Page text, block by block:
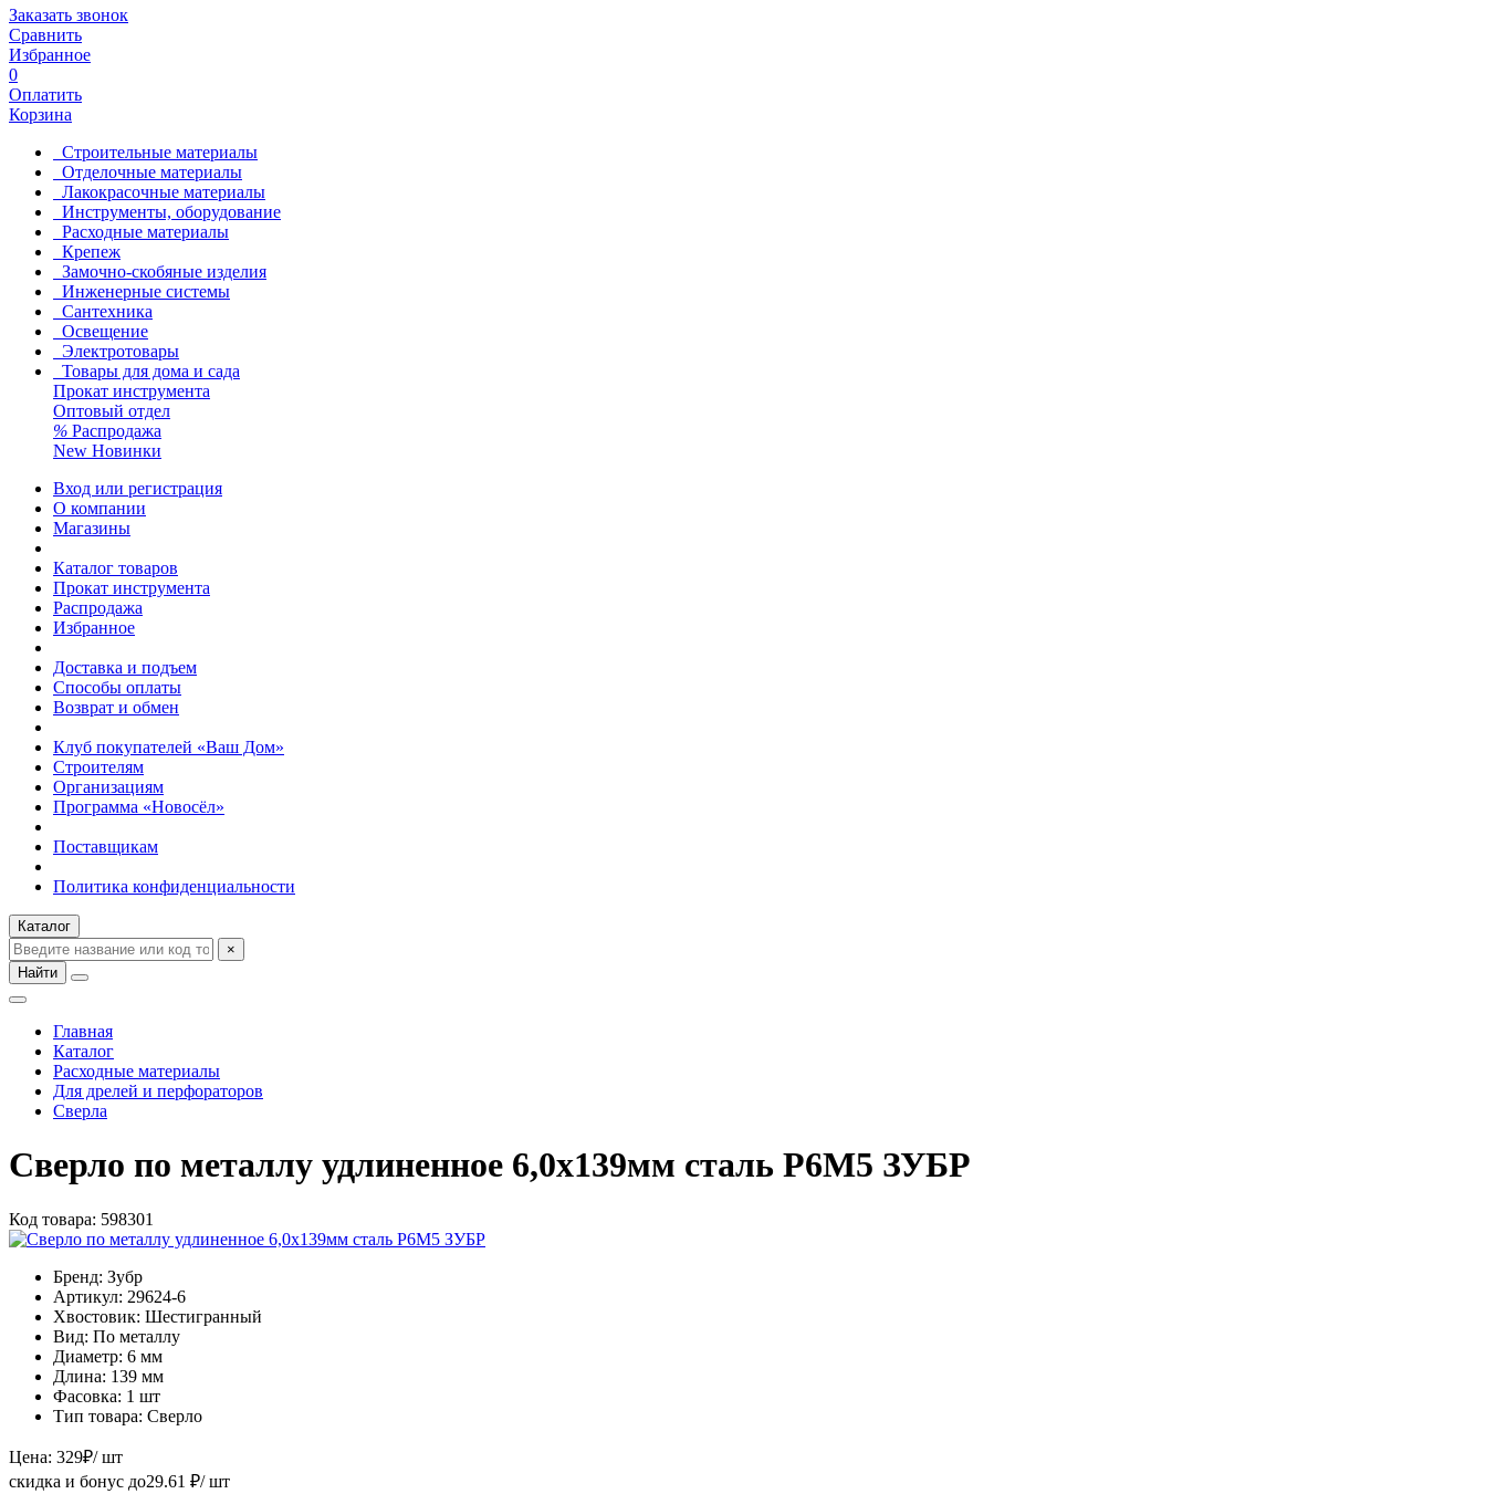
Заказать звонок
Сравнить
Избранное
0
Оплатить
Корзина
Строительные материалы
Отделочные материалы
Лакокрасочные материалы
Инструменты, оборудование
Расходные материалы
Крепеж
Замочно-скобяные изделия
Инженерные системы
Сантехника
Освещение
Электротовары
Товары для дома и сада
Прокат инструмента
Оптовый отдел
% Распродажа
New Новинки
Вход или регистрация
О компании
Магазины
Каталог товаров
Прокат инструмента
Распродажа
Избранное
Доставка и подъем
Способы оплаты
Возврат и обмен
Клуб покупателей «Ваш Дом»
Строителям
Организациям
Программа «Новосёл»
Поставщикам
Политика конфиденциальности
Каталог
×
Найти
Главная
Каталог
Расходные материалы
Для дрелей и перфораторов
Сверла
Сверло по металлу удлиненное 6,0х139мм сталь Р6М5 ЗУБР
Код товара: 598301
Бренд: Зубр
Артикул: 29624-6
Хвостовик: Шестигранный
Вид: По металлу
Диаметр: 6 мм
Длина: 139 мм
Фасовка: 1 шт
Тип товара: Сверло
Цена: 329₽/ шт
скидка и бонус до29.61 ₽/ шт